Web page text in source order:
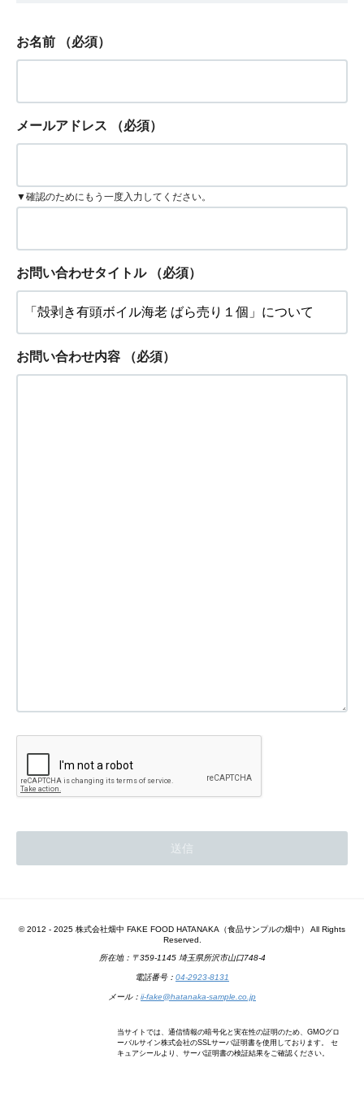
お名前 （必須）
メールアドレス （必須）
▼確認のためにもう一度入力してください。
お問い合わせタイトル （必須）
お問い合わせ内容 （必須）
© 2012 - 2025 株式会社畑中 FAKE FOOD HATANAKA（食品サンプルの畑中） All Rights
Reserved.
所在地：〒359-1145 埼玉県所沢市山口748-4
電話番号： 04-2923-8131
メール： ii-fake@hatanaka-sample.co.jp
当サイトでは、通信情報の暗号化と実在性の証明のため、GMOグロ
ーバルサイン株式会社のSSLサーバ証明書を使用しております。 セ
キュアシールより、サーバ証明書の検証結果をご確認ください。